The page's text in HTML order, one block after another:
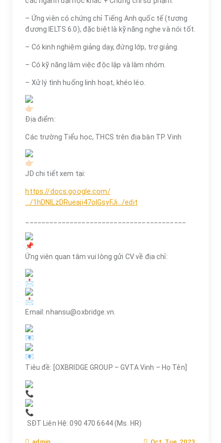
– Ứng viên có chứng chỉ Tiếng Anh quốc tế (tương
đương IELTS 6.0), đặc biệt là kỹ năng nghe và nói tốt.
– Có kinh nghiệm giảng dạy, đứng lớp, trợ giảng.
– Có kỹ năng làm việc độc lập và làm nhóm.
– Xử lý tình huống linh hoạt, khéo léo.
Địa điểm:
Các trường Tiểu học, THCS trên địa bàn TP. Vinh
JD chi tiết xem tại:
https://docs.google.com/
…/1hDNlLzDRueaji47oIGsyFJi…/edit
Ứng viên quan tâm vui lòng gửi CV về địa chỉ:
Email: nhansu@oxbridge.vn.
Tiêu đề: [OXBRIDGE GROUP – GVTA Vinh – Họ Tên]
SĐT Liên Hệ: 090 470 6644 (Ms. HR)